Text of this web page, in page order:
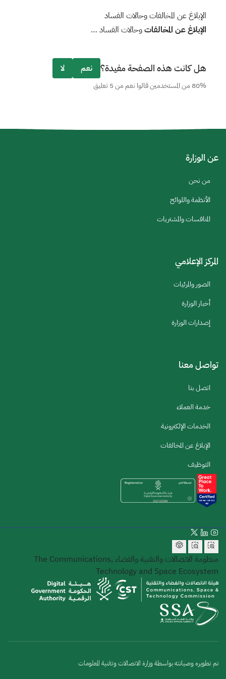
الإبلاغ عن المخالفات وحالات الفساد
الإبلاغعن المخالفاتوحالات الفساد …
هل كانت هذه الصفحة مفيدة؟ نعم لا
80% من المستخدمين قالوا نعم من 5 تعليق
عن الوزارة
من نحن
الأنظمة واللوائح
المنافسات والمشتريات
المركز الإعلامي
الصور والمرئيات
أخبار الوزارة
إصدارات الوزارة
تواصل معنا
اتصل بنا
خدمة العملاء
الخدمات الإلكترونية
الإبلاغ عن المخالفات
التوظيف
منظومة الاتصالات والتقنية والفضاء The Communications,
Technology and Space Ecosystem
تم تطويره وصيانته بواسطة وزارة الاتصالات وتقنية المعلومات